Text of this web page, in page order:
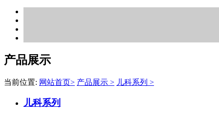
产品展示
当前位置: 网站首页> 产品展示 > 儿科系列 >
儿科系列